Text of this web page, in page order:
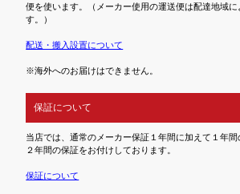
便を使います。（メーカー使用の運送便は配達地域に
す。）
配送・搬入設置について
※海外へのお届けはできません。
保証について
当店では、通常のメーカー保証１年間に加えて１年
２年間の保証をお付けしております。
保証について